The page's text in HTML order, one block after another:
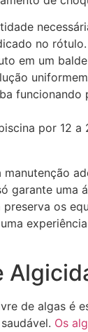
no rótulo.
em um
funcionando
por 12 a
manutenção
garante uma
preserva os
de algas é
Os